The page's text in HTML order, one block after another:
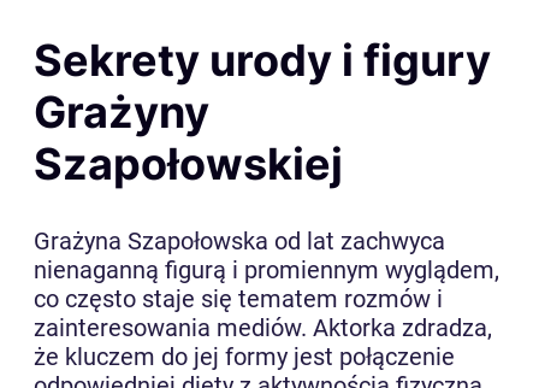
Sekrety urody i figury
Grażyny
Szapołowskiej
Grażyna Szapołowska od lat zachwyca
nienaganną figurą i promiennym wyglądem,
co często staje się tematem rozmów i
zainteresowania mediów. Aktorka zdradza,
że kluczem do jej formy jest połączenie